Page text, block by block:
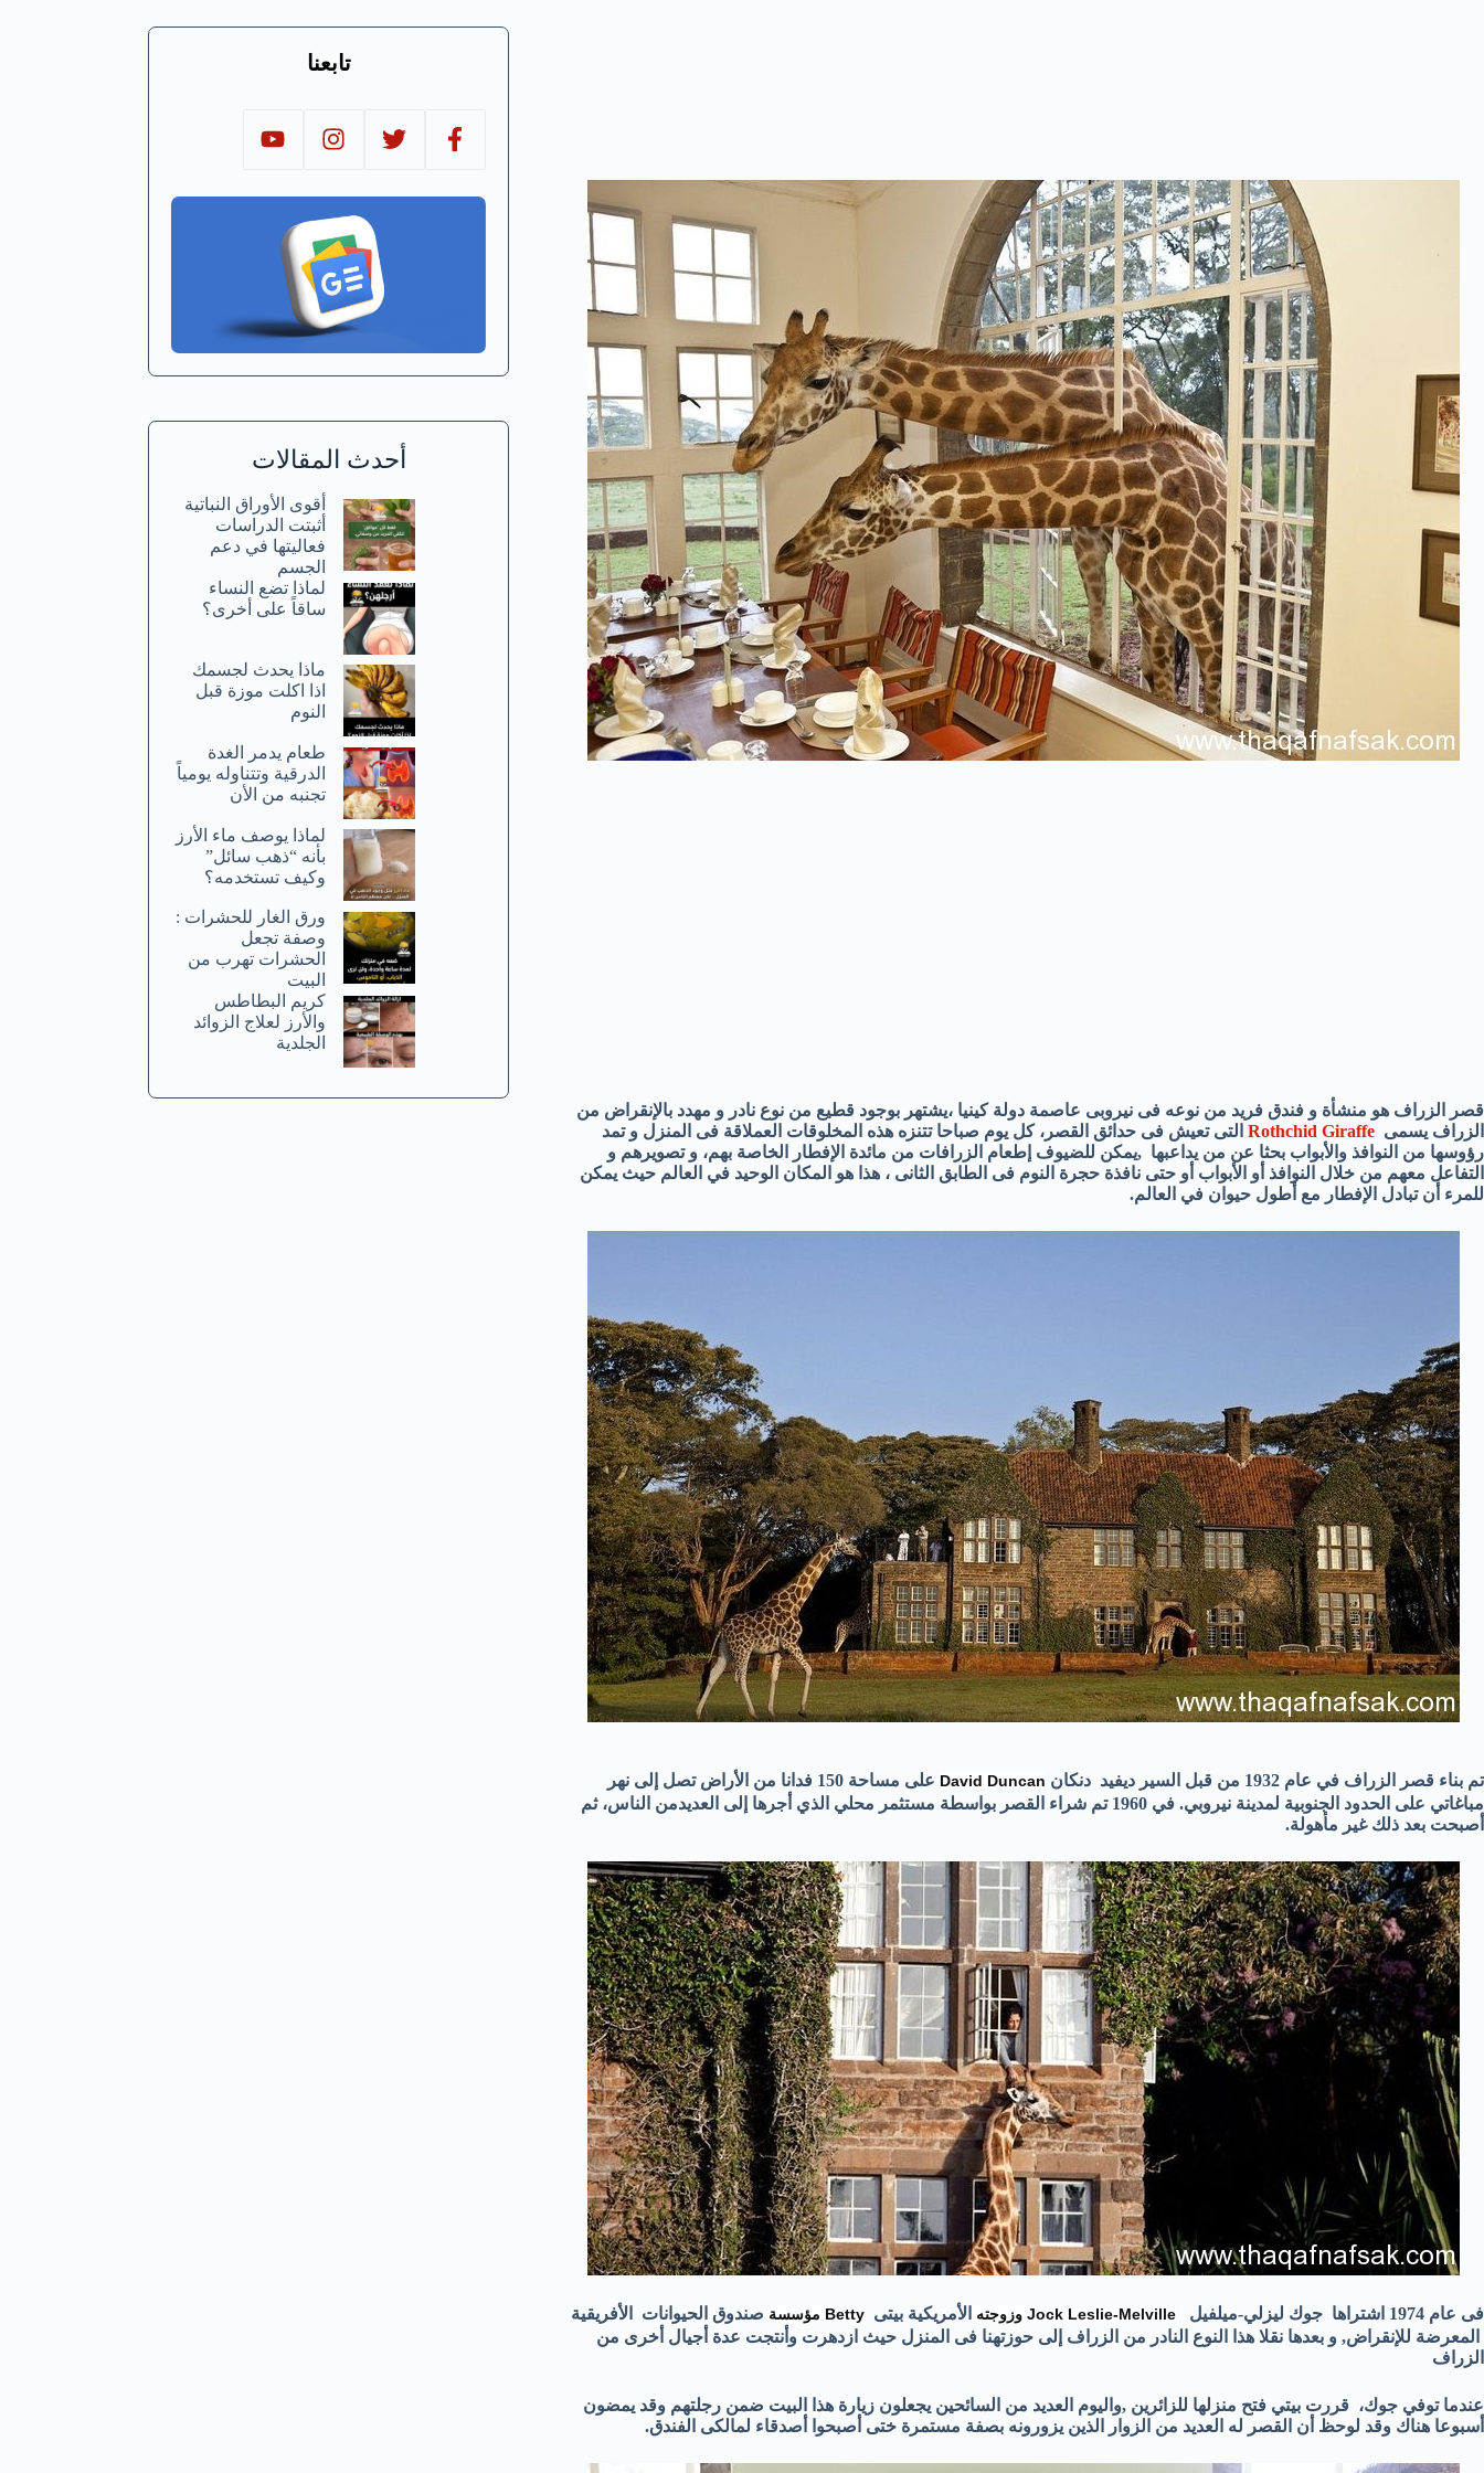
قصر الزراف هو منشأة و فندق فريد من نوعه فى نيروبى عاصمة دولة كينيا ،يشتهر بوجود قطيع من نوع نادر و مهدد بالإنقراض من
الزراف يسمى
التى تعيش فى حدائق القصر، كل يوم صباحا تتنزه هذه المخلوقات العملاقة فى المنزل و تمد
رؤوسها من النوافذ والأبواب بحثا عن من يداعبها ,يمكن للضيوف إطعام الزرافات من مائدة الإفطار الخاصة بهم، و تصويرهم و
التفاعل معهم من خلال النوافذ أو الأبواب أو حتى نافذة حجرة النوم فى الطابق الثانى ، هذا هو المكان الوحيد في العالم حيث يمكن
للمرء أن تبادل الإفطار مع أطول حيوان في العالم.
تم بناء قصر الزراف في عام 1932 من قبل السير ديفيد دنكان David Duncan
على مساحة 150 فدانا من الأراض تصل إلى نهر
مباغاتي على الحدود الجنوبية لمدينة نيروبي. في 1960 تم شراء القصر بواسطة مستثمر محلي الذي أجرها إلى العديدمن الناس، ثم
أصبحت بعد ذلك غير مأهولة.
فى عام 1974 اشتراها جوك ليزلي-ميلفيل Jock Leslie-Melville وزوجته الأمريكية بيتى Betty مؤسسة
صندوق الحيوانات الأفريقية
المعرضة للإنقراض, و بعدها نقلا هذا النوع النادر من الزراف إلى حوزتهنا فى المنزل حيث ازدهرت وأنتجت عدة أجيال أخرى من
الزراف
عندما توفي جوك، قررت بيتي فتح منزلها للزائرين ,واليوم العديد من السائحين يجعلون زيارة هذا البيت ضمن رجلتهم وقد يمضون
أسبوعا هناك وقد لوحظ أن القصر له العديد من الزوار الذين يزورونه بصفة مستمرة ختى أصبحوا أصدقاء لمالكى الفندق.
تابعنا
أحدث المقالات
أقوى الأوراق النباتية
أثبتت الدراسات
فعاليتها في دعم
الجسم
لماذا تضع النساء
ساقاً على أخرى؟
ماذا يحدث لجسمك
اذا اكلت موزة قبل
النوم
طعام يدمر الغدة
الدرقية وتتناوله يومياً
تجنبه من الأن
لماذا يوصف ماء الأرز
بأنه “ذهب سائل”
وكيف تستخدمه؟
ورق الغار للحشرات :
وصفة تجعل
الحشرات تهرب من
البيت
كريم البطاطس
والأرز لعلاج الزوائد
الجلدية